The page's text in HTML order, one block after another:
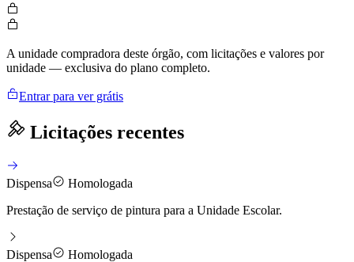
A unidade compradora deste órgão, com licitações e valores por
unidade — exclusiva do plano completo.
Entrar para ver grátis
Licitações recentes
Dispensa
Homologada
Prestação de serviço de pintura para a Unidade Escolar.
Dispensa
Homologada